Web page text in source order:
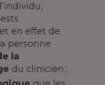
en effet de
personne
la
du clinicien ;